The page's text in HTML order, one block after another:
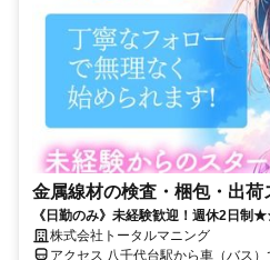
金属線材の検査・梱包・出荷
《日勤のみ》未経験歓迎！週休2日制
株式会社トータルマニング
アクセス 八千代台駅から車（バス